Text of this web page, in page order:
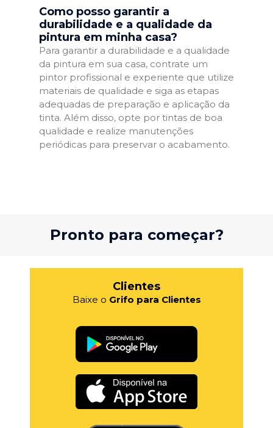
Como posso garantir a
durabilidade e a qualidade da
pintura em minha casa?
Para garantir a durabilidade e a qualidade
da pintura em sua casa, contrate um
pintor profissional e experiente que utilize
materiais de qualidade e siga as etapas
adequadas de preparação e aplicação da
tinta. Além disso, opte por tintas de boa
qualidade e realize manutenções
periódicas para preservar o acabamento.
Pronto para começar?
Clientes
Baixe o Grifo para Clientes